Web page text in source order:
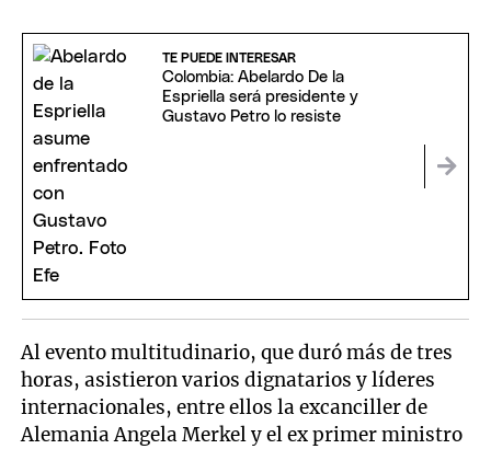
TE PUEDE INTERESAR
Colombia: Abelardo De la
Espriella será presidente y
Gustavo Petro lo resiste
Al evento multitudinario, que duró más de tres
horas, asistieron varios dignatarios y líderes
internacionales, entre ellos la excanciller de
Alemania Angela Merkel y el ex primer ministro